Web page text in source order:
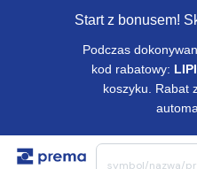
Start z bonusem!
Podczas
kod rabatowy:
koszyku. Rabat